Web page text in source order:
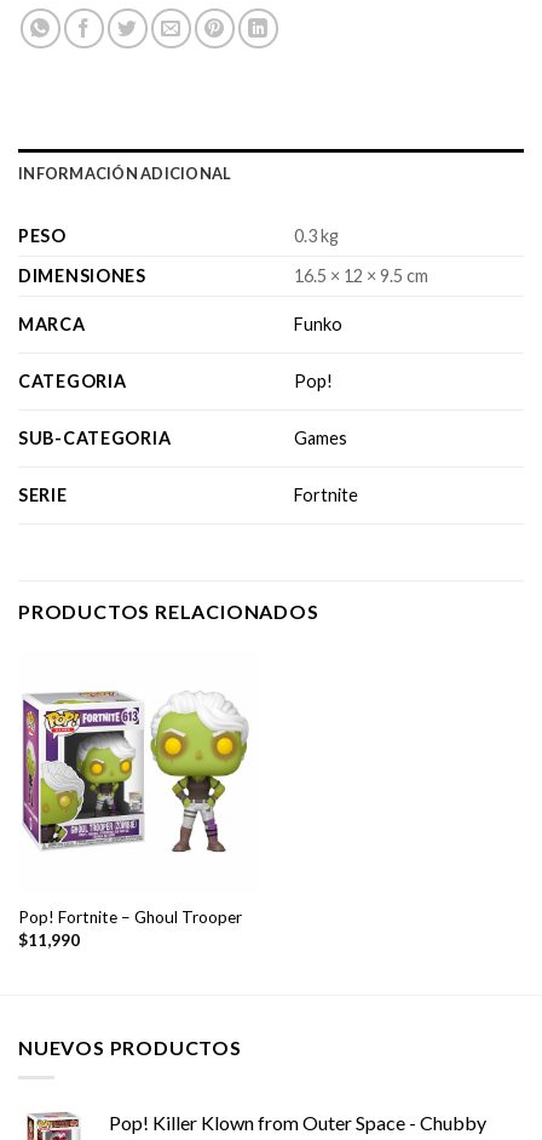
INFORMACIÓN ADICIONAL
PESO
0.3 kg
DIMENSIONES
16.5 × 12 × 9.5 cm
MARCA Funko
CATEGORIA Pop!
SUB-CATEGORIA Games
SERIE Fortnite
PRODUCTOS RELACIONADOS
Pop! Fortnite – Ghoul Trooper
$11,990
NUEVOS PRODUCTOS
Pop! Killer Klown from Outer Space - Chubby